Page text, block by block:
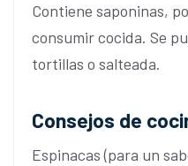
Contiene saponinas,
consumir cocida. Se
tortillas o salteada.
Consejos de
Espinacas (para un